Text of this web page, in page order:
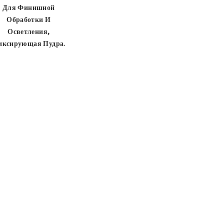
Для Финишной
Обработки И
Осветления,
Пудра.